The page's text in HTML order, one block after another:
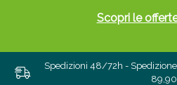
Spedizioni 48/72h -
Scopri le